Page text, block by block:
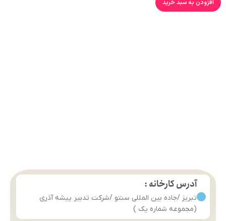
افزودن به سبد خرید
آدرس کارخانه :
تبریز /جاده بین المللی سنتو /شرکت تدبیر پیشه آذری
(مجموعه شماره یک )